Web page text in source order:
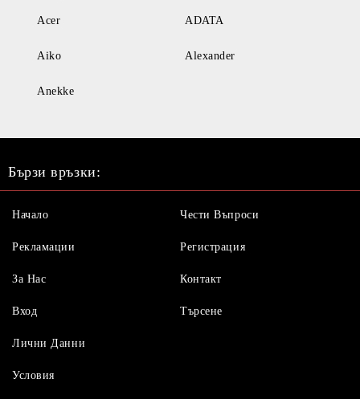
Acer ADATA
Aiko Alexander
Anekke
Бързи връзки:
Начало
Рекламации
За Нас
Вход
Чести Въпроси
Регистрация
Контакт
Търсене
Лични Данни
Условия